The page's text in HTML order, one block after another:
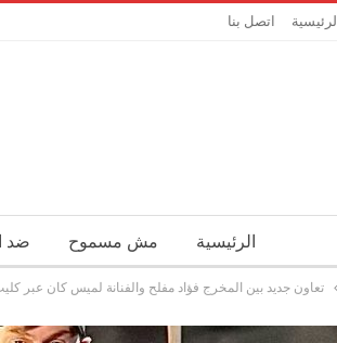
الرئيسية اتصل بنا
الرئيسية مش مسموح ضد
تعاون جديد بين المخرج فؤاد مفلح والفنانة لميس كان عبر